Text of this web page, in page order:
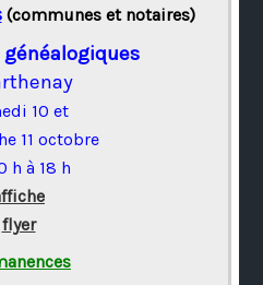
(communes et notaires)
10 et
11 octobre
h à 18 h
flyer